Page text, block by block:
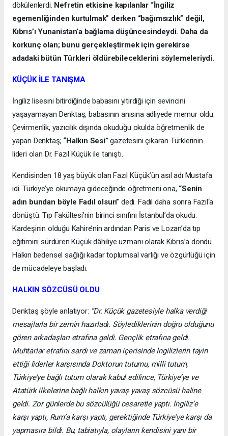
dökülenlerdi. Nefretin etkisine kapılanlar “İngiliz
egemenliğinden kurtulmak” derken “bağımsızlık” değil,
Kıbrıs’ı Yunanistan’a bağlama düşüncesindeydi. Daha da
korkunç olan; bunu gerçekleştirmek için gerekirse
adadaki bütün Türkleri öldürebileceklerini söylemeleriydi.
KÜÇÜK İLE TANIŞMA
İngiliz lisesini bitirdiğinde babasını yitirdiği için sevincini
yaşayamayan Denktaş, babasının anısına adliyede memur oldu.
Çevirmenlik, yazıcılık dışında okuduğu okulda öğretmenlik de
yapan Denktaş; “Halkın Sesi”gazetesini çıkaran Türklerinin
lideri olan Dr. Fazıl Küçük ile tanıştı.
Kendisinden 18 yaş büyük olan Fazıl Küçük’ün asıl adı Mustafa
idi. Türkiye’ye okumaya gideceğinde öğretmeni ona, “Senin
adın bundan böyle Fadıl olsun” dedi. Fadıl daha sonra Fazıl‘a
dönüştü. Tıp Fakültesi’nin birinci sınıfını İstanbul’da okudu.
Kardeşinin olduğu Kahire’nin ardından Paris ve Lozan’da tıp
eğitimini sürdüren Küçük dâhiliye uzmanı olarak Kıbrıs’a döndü.
Halkın bedensel sağlığı kadar toplumsal varlığı ve özgürlüğü için
de mücadeleye başladı.
HALKIN SÖZCÜSÜ OLDU
Denktaş şöyle anlatıyor: “Dr. Küçük gazetesiyle halka verdiği
mesajlarla bir zemin hazırladı. Söylediklerinin doğru olduğunu
gören arkadaşları etrafına geldi. Gençlik etrafına geldi.
Muhtarlar etrafını sardı ve zaman içerisinde İngilizlerin tayin
ettiği liderler karşısında Doktorun tutumu, milli tutum,
Türkiye’ye bağlı tutum olarak kabul edilince, Türkiye’ye ve
Atatürk ilkelerine bağlı halkın yavaş yavaş sözcüsü haline
geldi. Zor günlerde bu sözcülüğü cesaretle yaptı. İngiliz’e
karşı yaptı, Rum’a karşı yaptı, gerektiğinde Türkiye’ye karşı da
yapmasını bildi. Bu, tabiatıyla, olayların kendisini yani bir